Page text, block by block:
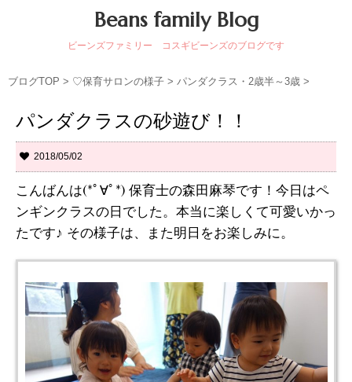
Beans family Blog
ビーンズファミリー コスギビーンズのブログです
ブログTOP > ♡保育サロンの様子 > パンダクラス・2歳半～3歳 >
パンダクラスの砂遊び！！
2018/05/02
こんばんは(*ﾟ∀ﾟ*) 保育士の森田麻琴です！今日はペ
ンギンクラスの日でした。本当に楽しくて可愛いかっ
たです♪ その様子は、また明日をお楽しみに。